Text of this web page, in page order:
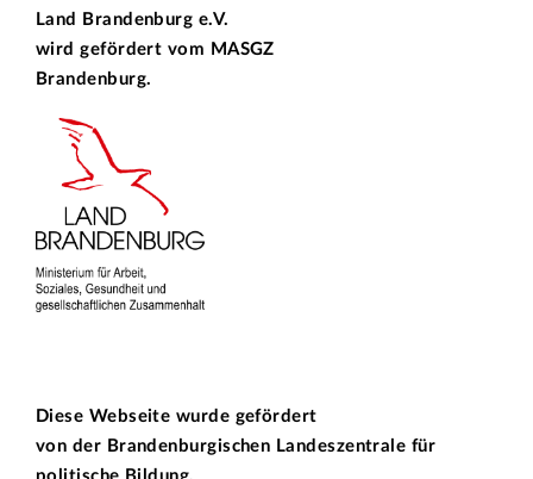
Land Brandenburg e.V.
wird gefördert vom MASGZ
Brandenburg.
Diese Webseite wurde gefördert
von der Brandenburgischen Landeszentrale für